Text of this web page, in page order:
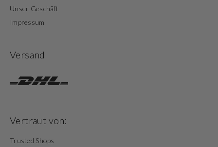
Unser Geschäft
Impressum
Versand
Vertraut von:
Trusted Shops